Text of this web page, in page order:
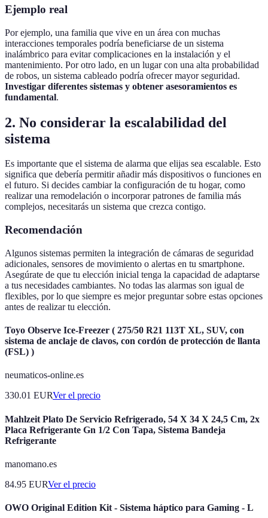
Ejemplo real
Por ejemplo, una familia que vive en un área con muchas
interacciones temporales podría beneficiarse de un sistema
inalámbrico para evitar complicaciones en la instalación y el
mantenimiento. Por otro lado, en un lugar con una alta probabilidad
de robos, un sistema cableado podría ofrecer mayor seguridad.
Investigar diferentes sistemas y obtener asesoramientos es
fundamental.
2. No considerar la escalabilidad del
sistema
Es importante que el sistema de alarma que elijas sea escalable. Esto
significa que debería permitir añadir más dispositivos o funciones en
el futuro. Si decides cambiar la configuración de tu hogar, como
realizar una remodelación o incorporar patrones de familia más
complejos, necesitarás un sistema que crezca contigo.
Recomendación
Algunos sistemas permiten la integración de cámaras de seguridad
adicionales, sensores de movimiento o alertas en tu smartphone.
Asegúrate de que tu elección inicial tenga la capacidad de adaptarse
a tus necesidades cambiantes. No todas las alarmas son igual de
flexibles, por lo que siempre es mejor preguntar sobre estas opciones
antes de realizar tu elección.
Toyo Observe Ice-Freezer ( 275/50 R21 113T XL, SUV, con
sistema de anclaje de clavos, con cordón de protección de llanta
(FSL) )
neumaticos-online.es
330.01 EURVer el precio
Mahlzeit Plato De Servicio Refrigerado, 54 X 34 X 24,5 Cm, 2x
Placa Refrigerante Gn 1/2 Con Tapa, Sistema Bandeja
Refrigerante
manomano.es
84.95 EURVer el precio
OWO Original Edition Kit - Sistema háptico para Gaming - L